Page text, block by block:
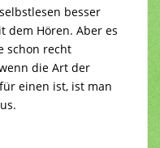
besser
dem Hören. Aber es
schon recht
die Art der
einen ist, ist man